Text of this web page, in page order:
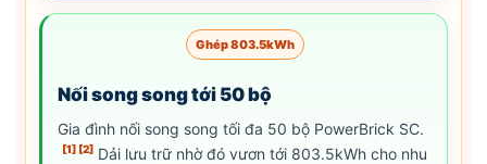
Ghép 803.5kWh
Nối song song tới 50 bộ
Gia đình nối song song tối đa 50 bộ PowerBrick SC.
[1] [2] Dải lưu trữ nhờ đó vươn tới 803.5kWh cho nhu